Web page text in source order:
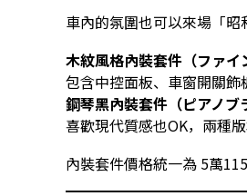
車內的氛圍也可以來場「昭
木紋風格內裝套件（ファイ
包含中控面板、車窗開關飾
鋼琴黑內裝套件（ピアノブ
喜歡現代質感也OK，兩種版
內裝套件價格統一為 5萬